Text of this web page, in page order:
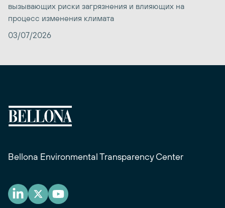
вызывающих риски загрязнения и влияющих на
процесс изменения климата
03/07/2026
Bellona Environmental Transparency Center